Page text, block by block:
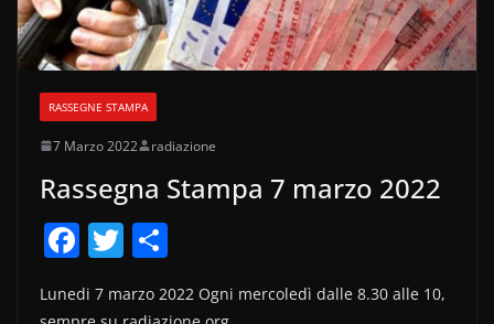
RASSEGNE STAMPA
7 Marzo 2022 radiazione
Rassegna Stampa 7 marzo 2022
F
c
T
itt n
Lunedi 7 marzo 2022 Ogni mercoledì dalle 8.30 alle 10,